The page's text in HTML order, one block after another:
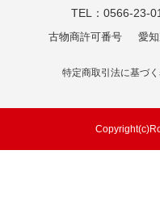
TEL：0566-23-
古物商許可番号 愛
特定商取引法に基づ